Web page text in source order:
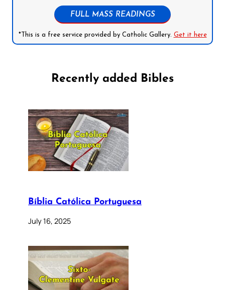
FULL MASS READINGS
*This is a free service provided by Catholic Gallery. Get it here
Recently added Bibles
Bíblia Católica Portuguesa
July 16, 2025